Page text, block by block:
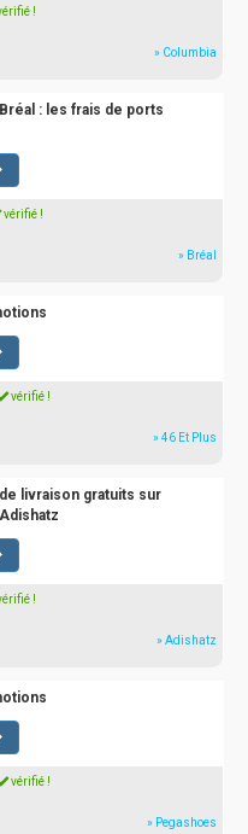
!
» Columbia
: les frais de ports
vérifié !
» Bréal
vérifié !
» 46 Et Plus
livraison gratuits sur
!
» Adishatz
vérifié !
» Pegashoes